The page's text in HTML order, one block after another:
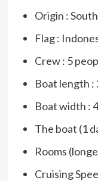
Origin :
Flag :
Crew : 5
Boat length :
Boat width :
The boat (1
Rooms
Cruising